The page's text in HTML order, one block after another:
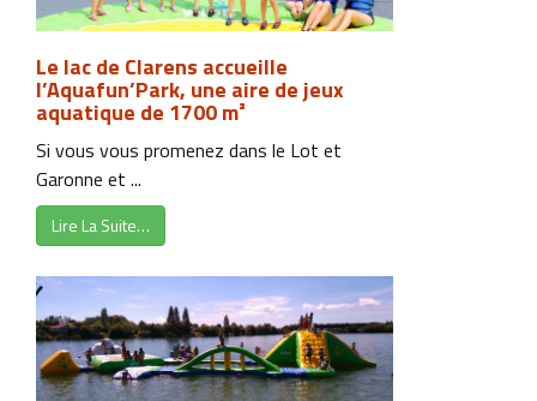
Le lac de Clarens accueille
l’Aquafun’Park, une aire de jeux
aquatique de 1700 m²
Si vous vous promenez dans le Lot et
Garonne et ...
Lire La Suite…